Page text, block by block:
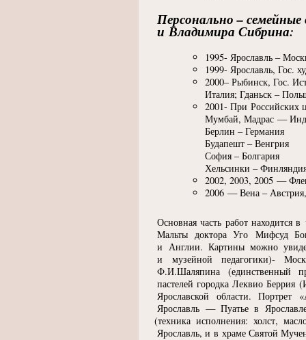
Персонально –
и Владимира Сибрина:
1995- Ярославль –
1999- Ярославль, Гос.
2000– Рыбинск, Гос.
Италия; Гданьск –
2001- При Российских
Мумбай, Мадрас —
Берлин – Германия
Будапешт – Венгрия
София – Болгария
Хельсинки –
2002, 2003, 2005 —
2006 — Вена –
Основная часть работ находится
Мальты доктора Уго Мифсуд
и Англии. Картины можно
и музейной педагогики)-
Ф.И.Шаляпина
(единственный
пастелей городка Леквио Беррия (
Ярославской области. Портрет
«
Ярославль — Пуатье в
(техника исполнения: холст,
Ярославль, и в храме Святой